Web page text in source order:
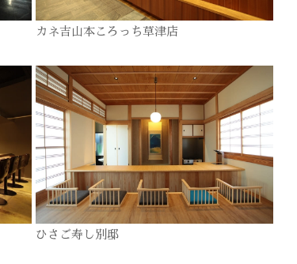
カネ吉山本ころっち草津店
ひさご寿し別邸